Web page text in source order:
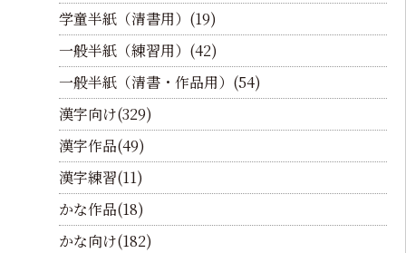
学童半紙（清書用）(19)
一般半紙（練習用）(42)
一般半紙（清書・作品用）(54)
漢字向け(329)
漢字作品(49)
漢字練習(11)
かな作品(18)
かな向け(182)